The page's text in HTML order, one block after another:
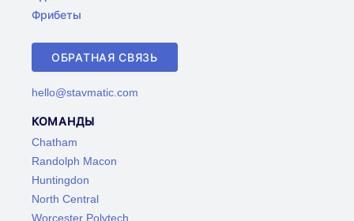
Фрибеты
ОБРАТНАЯ СВЯЗЬ
hello@stavmatic.com
КОМАНДЫ
Chatham
Randolph Macon
Huntingdon
North Central
Worcester Polytech